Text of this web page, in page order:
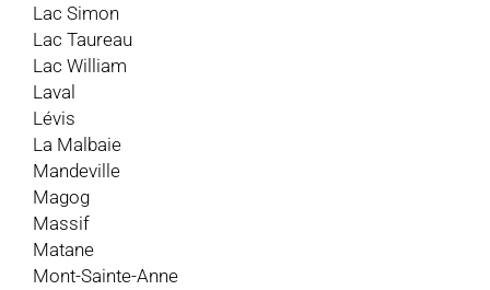
Lac Simon
Lac Taureau
Lac William
Laval
Lévis
La Malbaie
Mandeville
Magog
Massif
Matane
Mont-Sainte-Anne